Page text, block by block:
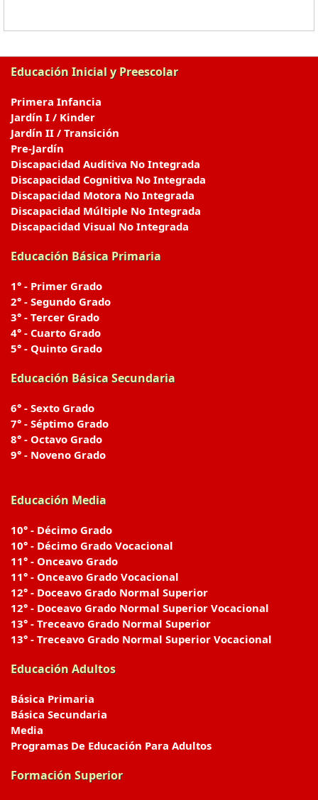
Educación Inicial y Preescolar
Primera Infancia
Jardín I / Kinder
Jardín II / Transición
Pre-Jardín
Discapacidad Auditiva No Integrada
Discapacidad Cognitiva No Integrada
Discapacidad Motora No Integrada
Discapacidad Múltiple No Integrada
Discapacidad Visual No Integrada
Educación Básica Primaria
1° - Primer Grado
2° - Segundo Grado
3° - Tercer Grado
4° - Cuarto Grado
5° - Quinto Grado
Educación Básica Secundaria
6° - Sexto Grado
7° - Séptimo Grado
8° - Octavo Grado
9° - Noveno Grado
Educación Media
10° - Décimo Grado
10° - Décimo Grado Vocacional
11° - Onceavo Grado
11° - Onceavo Grado Vocacional
12° - Doceavo Grado Normal Superior
12° - Doceavo Grado Normal Superior Vocacional
13° - Treceavo Grado Normal Superior
13° - Treceavo Grado Normal Superior Vocacional
Educación Adultos
Básica Primaria
Básica Secundaria
Media
Programas De Educación Para Adultos
Formación Superior